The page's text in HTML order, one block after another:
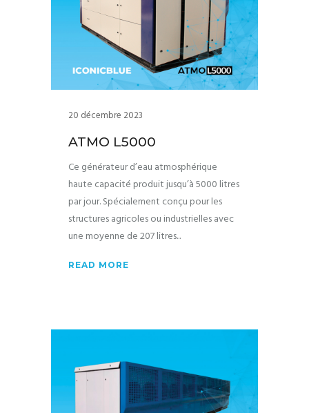
20 décembre 2023
ATMO L5000
Ce générateur d’eau atmosphérique
haute capacité produit jusqu’à 5000 litres
par jour. Spécialement conçu pour les
structures agricoles ou industrielles avec
une moyenne de 207 litres
READ MORE